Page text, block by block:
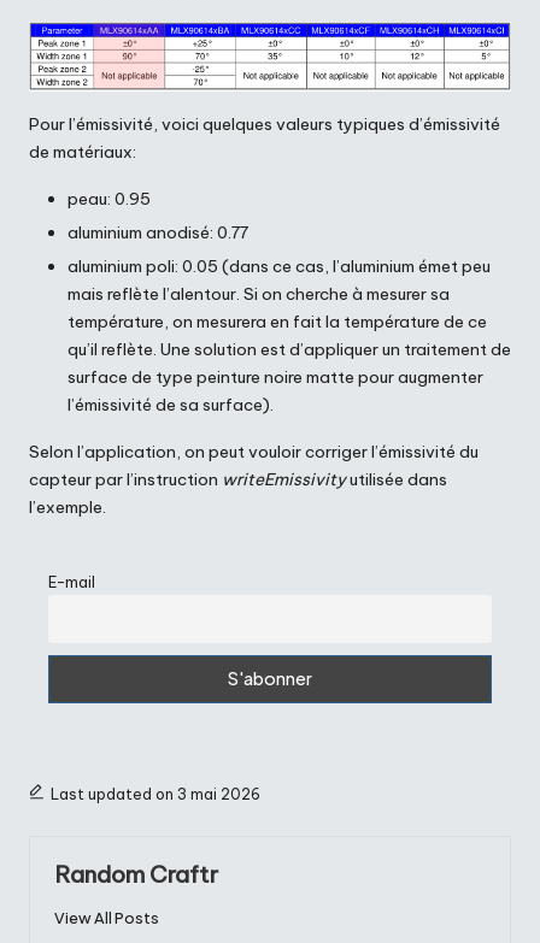
Pour l’émissivité, voici quelques valeurs typiques d’émissivité
de matériaux:
peau: 0.95
aluminium anodisé: 0.77
aluminium poli: 0.05 (dans ce cas, l’aluminium émet peu
mais reflète l’alentour. Si on cherche à mesurer sa
température, on mesurera en fait la température de ce
qu’il reflète. Une solution est d’appliquer un traitement de
surface de type peinture noire matte pour augmenter
l’émissivité de sa surface).
Selon l’application, on peut vouloir corriger l’émissivité du
capteur par l’instruction writeEmissivityutilisée dans
l’exemple.
E-mail
Last updated on 3 mai 2026
Random Craftr
View All Posts